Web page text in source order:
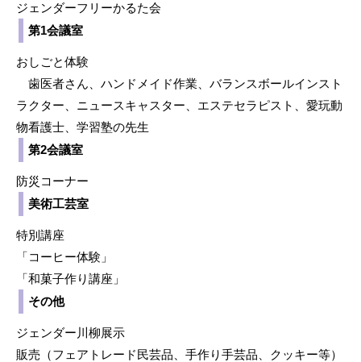
ジェンダーフリーかるた会
第1会議室
おしごと体験
歯医者さん、ハンドメイド作業、バランスボールインスト
ラクター、ニュースキャスター、エステセラピスト、愛玩動
物看護士、学習塾の先生
第2会議室
防災コーナー
美術工芸室
特別講座
「コーヒー体験」
「和菓子作り講座」
その他
ジェンダー川柳展示
販売（フェアトレード民芸品、手作り手芸品、クッキー等）